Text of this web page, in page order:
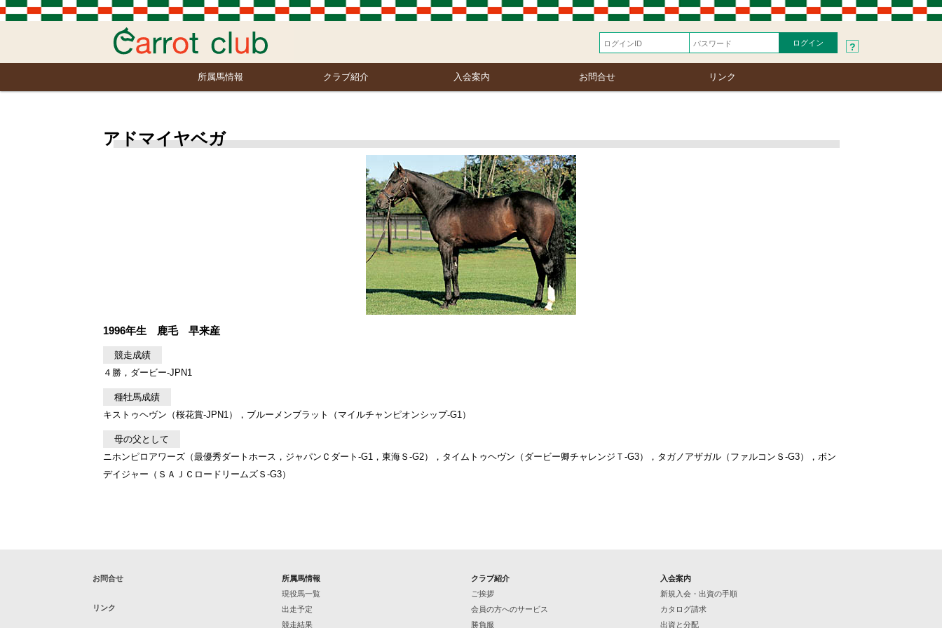
?
所属馬情報 クラブ紹介 入会案内 お問合せ リンク
アドマイヤベガ
1996年生 鹿毛 早来産
競走成績
４勝，ダービー-JPN1
種牡馬成績
キストゥヘヴン（桜花賞-JPN1），ブルーメンブラット（マイルチャンピオンシップ-G1）
母の父として
ニホンピロアワーズ（最優秀ダートホース，ジャパンＣダート-G1，東海Ｓ-G2），タイムトゥヘヴン（ダービー卿チャレンジＴ-G3），タガノアザガル（ファルコンＳ-G3），ボン
デイジャー（ＳＡＪＣロードリームズＳ-G3）
お問合せ
リンク
所属馬情報
現役馬一覧
出走予定
競走結果
クラブ紹介
ご挨拶
会員の方へのサービス
勝負服
入会案内
新規入会・出資の手順
カタログ請求
出資と分配